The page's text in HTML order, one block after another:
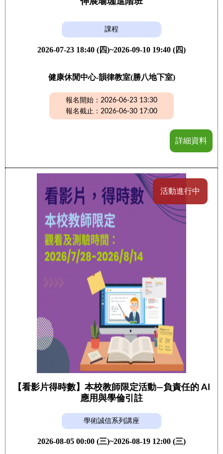
課程
2026-07-23 18:40 (四)~2026-09-10 19:40 (四)
健康休閒中心-韻律教室(勝八地下室)
報名開始：2026-06-23 13:30
報名截止：2026-06-30 17:00
詳細資料
活動進行中
【看影片得時數】本校教師限定活動—負責任的 AI
應用與學倫引註
學術誠信系列講座
2026-08-05 00:00 (三)~2026-08-19 12:00 (三)